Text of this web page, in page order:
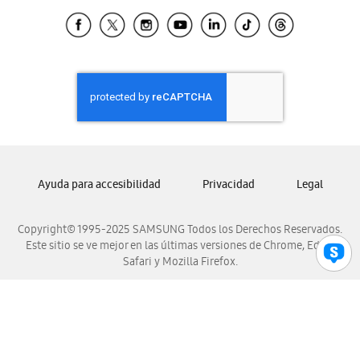
Samsung El Salvador
Samsung Honduras
Samsung Nicaragua
Samsung Panamá
Samsung Venezuela
Copyright© 1995-2025 SAMSUNG Todos los Derechos Reservados.
Este sitio se ve mejor en las últimas versiones de Chrome, Edge,
Safari y Mozilla Firefox.
Ayuda para accesibilidad Privacidad Legal